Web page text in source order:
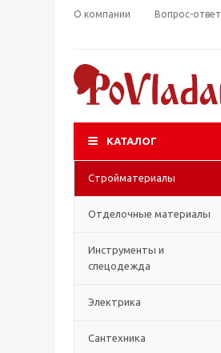
О компании Вопрос-ответ
КАТАЛОГ
Стройматериалы
Отделочные материалы
Инструменты и
спецодежда
Электрика
Сантехника